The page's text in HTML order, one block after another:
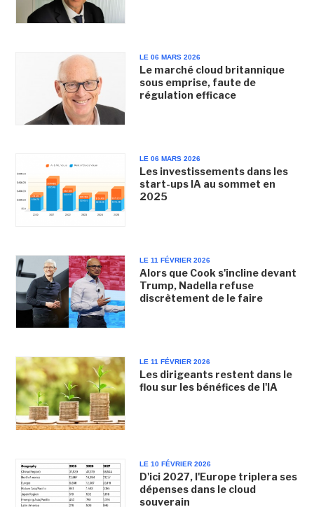
LE 06 MARS 2026
Le marché cloud britannique
sous emprise, faute de
régulation efficace
LE 06 MARS 2026
Les investissements dans les
start-ups IA au sommet en
2025
LE 11 FÉVRIER 2026
Alors que Cook s'incline devant
Trump, Nadella refuse
discrètement de le faire
LE 11 FÉVRIER 2026
Les dirigeants restent dans le
flou sur les bénéfices de l'IA
LE 10 FÉVRIER 2026
D'ici 2027, l'Europe triplera ses
dépenses dans le cloud
souverain